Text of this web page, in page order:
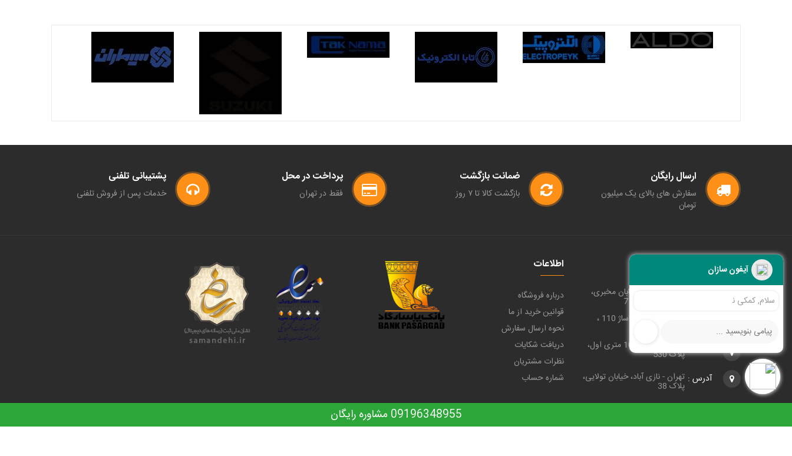
ارسال رایگان
سفارش های بالای یک میلیون
تومان
ضمانت بازگشت
بازگشت کالا تا ۷ روز
پرداخت در محل
فقط در تهران
پشتیبانی تلفنی
خدمات پس از فروش تلفنی
پل های ارتباطی
تهران - پونک، خیابان مخبری،
تهران - لاله زار، پاساژ 110 ،
تهران - جوادیه، 10 متری اول،
پلاک 530
آدرس : تهران - نازی آباد، خیابان تولایی،
پلاک 38
اطلاعات
درباره فروشگاه
قوانین خرید از ما
نحوه ارسال سفارش
دریافت شکایات
نظرات مشتریان
شماره حساب
آیفون سازان
سلام, کمکی نیاز دارید ؟
09196348955 مشاوره رایگان